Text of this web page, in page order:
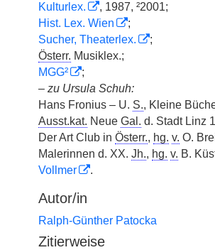
Kulturlex.
, 1987, ²2001;
Hist. Lex. Wien
;
Sucher, Theaterlex.
;
Österr. Musiklex.;
MGG²
;
– zu Ursula Schuh:
Hans Fronius – U. S., Kleine
Ausst.kat. Neue Gal. d. Stadt Linz
Der Art Club in Österr., hg. v. O.
Malerinnen d. XX. Jh., hg. v. B.
Vollmer
.
Autor/in
Ralph-Günther Patocka
Zitierweise